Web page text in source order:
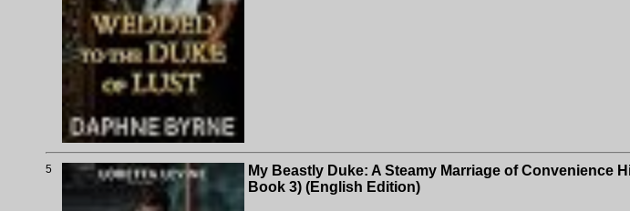
5
My Beastly Duke: A Steamy Marriage of Convenience
Book 3) (English Edition)